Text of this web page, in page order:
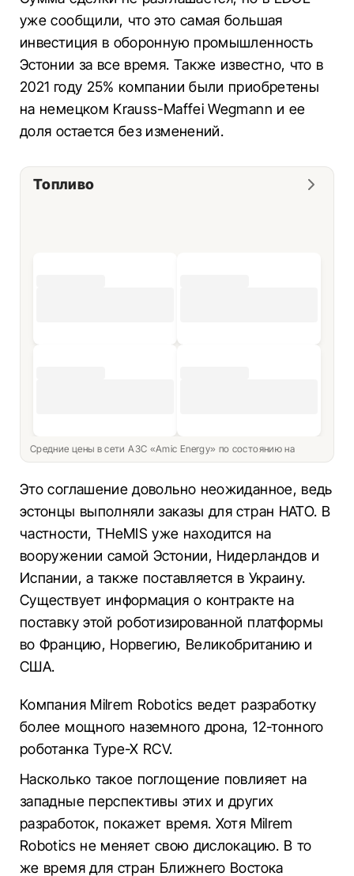
уже сообщили, что это самая большая
инвестиция в оборонную промышленность
Эстонии за все время. Также известно, что в
2021 году 25% компании были приобретены
на немецком Krauss-Maffei Wegmann и ее
доля остается без изменений.
Топливо
Средние цены в сети АЗС «Amic Energy» по состоянию на
Это соглашение довольно неожиданное, ведь
эстонцы выполняли заказы для стран НАТО. В
частности, THeMIS уже находится на
вооружении самой Эстонии, Нидерландов и
Испании, а также поставляется в Украину.
Существует информация о контракте на
поставку этой роботизированной платформы
во Францию, Норвегию, Великобританию и
США.
Компания Milrem Robotics ведет разработку
более мощного наземного дрона, 12-тонного
роботанка Type-X RCV.
Насколько такое поглощение повлияет на
западные перспективы этих и других
разработок, покажет время. Хотя Milrem
Robotics не меняет свою дислокацию. В то
же время для стран Ближнего Востока